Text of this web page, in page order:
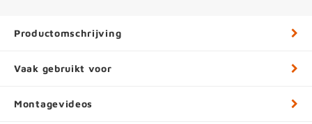
Productomschrijving
Vaak gebruikt voor
Montagevideos